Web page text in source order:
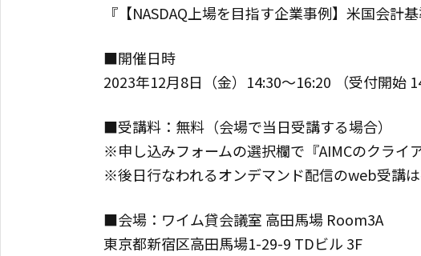
『【NASDAQ上場を目指す企業事例】米国会計
■開催日時
2023年12月8日（金）14:30～16:20 （受付開始
■受講料：無料（会場で当日受講する場合）
※申し込みフォームの選択欄で『AIMCのクライ
※後日行なわれるオンデマンド配信のweb受講は
■会場：ワイム貸会議室 高田馬場 Room3A
東京都新宿区高田馬場1-29-9 TDビル 3F